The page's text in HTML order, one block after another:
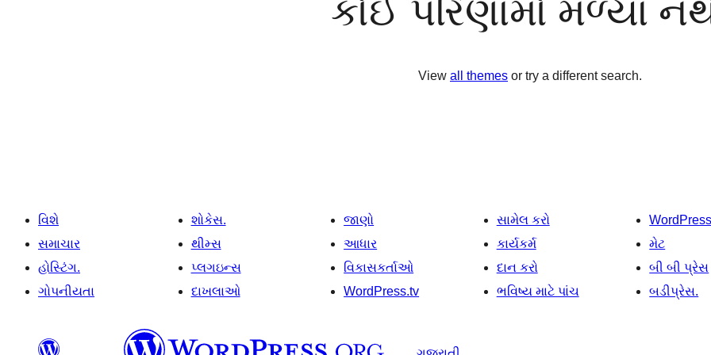
કોઈ પરિણામો મળ્યા
View all themes or try a different search.
વિશે
સમાચાર
હોસ્ટિંગ.
ગોપનીયતા
શોકેસ.
થીમ્સ
પ્લગઇન્સ
દાખલાઓ
જાણો
આધાર
વિકાસકર્તાઓ
WordPress.tv
સામેલ કરો
કાર્યકર્મ
દાન કરો
ભવિષ્ય માટે પાંચ
મેટ
બી બી પ્રેસ
બડીપ્રેસ.